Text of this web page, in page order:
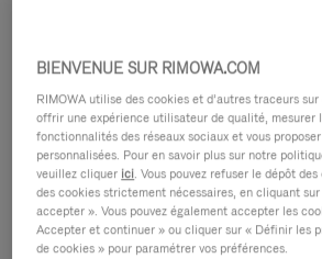
BIENVENUE SUR RIMOWA.COM
RIMOWA utilise des cookies et d’autres traceurs
offrir une expérience utilisateur de qualité, mesurer
fonctionnalités des réseaux sociaux et vous
personnalisées. Pour en savoir plus sur notre
veuillez cliquer ici. Vous pouvez refuser le dépôt
des cookies strictement nécessaires, en cliquant
accepter ». Vous pouvez également accepter les
Accepter et continuer » ou cliquer sur « Définir les
de cookies » pour paramétrer vos préférences.